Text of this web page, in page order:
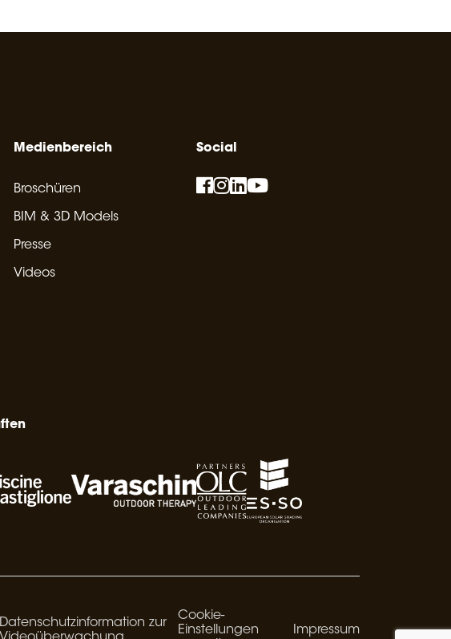
Medienbereich
Broschüren
BIM & 3D Models
Presse
Videos
Social
Datenschutzinformation zur
Cookie-
Einstellungen
Impressum